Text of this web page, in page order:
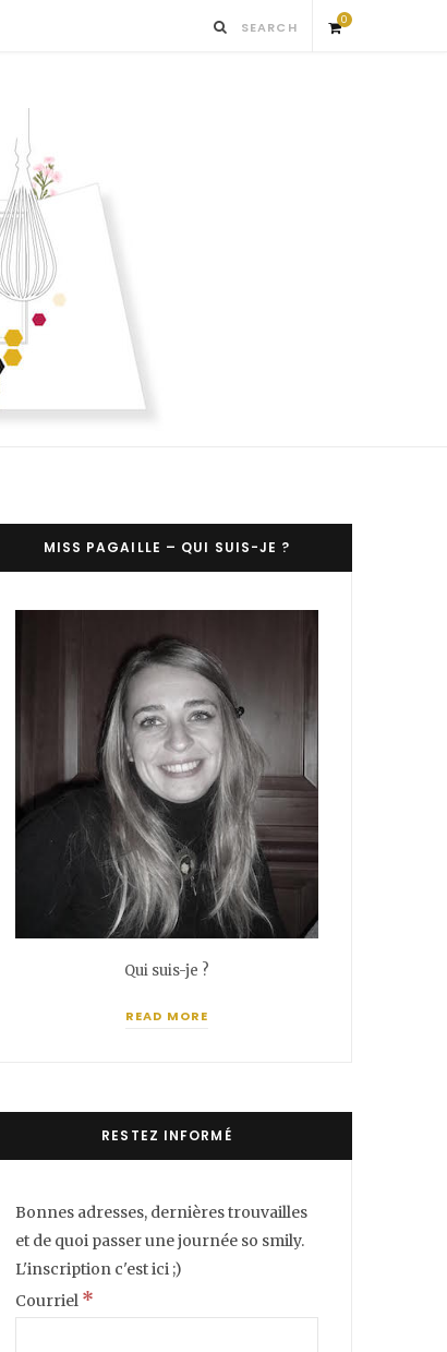
0
MISS PAGAILLE – QUI SUIS-JE ?
Qui suis-je ?
READ MORE
RESTEZ INFORMÉ
Bonnes adresses, dernières trouvailles
et de quoi passer une journée so smily.
L'inscription c'est ici ;)
Courriel *